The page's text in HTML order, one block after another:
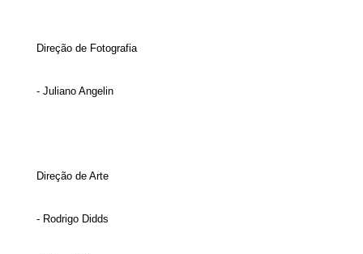
Direção de Fotografia
- Juliano Angelin
Direção de Arte
- Rodrigo Didds